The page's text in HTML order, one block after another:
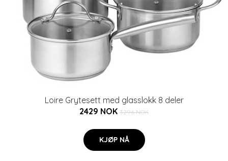
Loire Grytesett med glasslokk 8 deler
2429 NOK 3296 NOK
KJØP NÅ